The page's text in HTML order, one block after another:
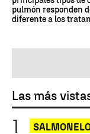
pulmón responden
diferente a los
Las más